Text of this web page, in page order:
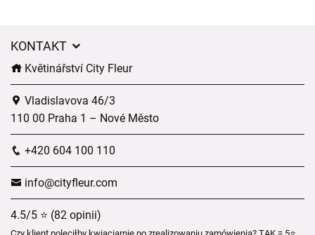
KONTAKT
Květinářství City Fleur
Vladislavova 46/3
110 00 Praha 1 – Nové Město
+420 604 100 110
info@cityfleur.com
4.5/5 ⭐ (82 opinii)